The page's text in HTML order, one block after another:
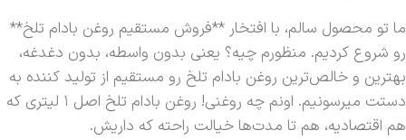
ما تو محصول سالم، با افتخار **فروش مستقیم روغن بادام تلخ**
رو شروع کردیم. منظورم چیه؟ یعنی بدون واسطه، بدون دغدغه،
بهترین و خالص‌ترین روغن بادام تلخ رو مستقیم از تولید کننده به
دستت میرسونیم. اونم چه روغنی! روغن بادام تلخ اصل ۱ لیتری که
هم اقتصادیه، هم تا مدت‌ها خیالت راحته که داریش.